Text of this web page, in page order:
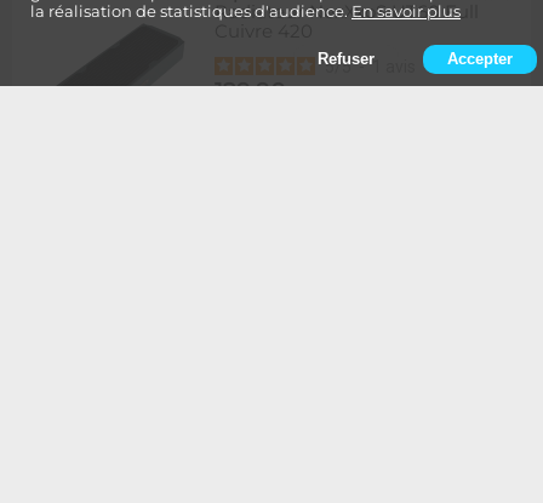
la réalisation de statistiques d'audience. En savoir plus
Refuser Accepter
Radiateur NexXxoS UT60 Full
5/5-
129,90